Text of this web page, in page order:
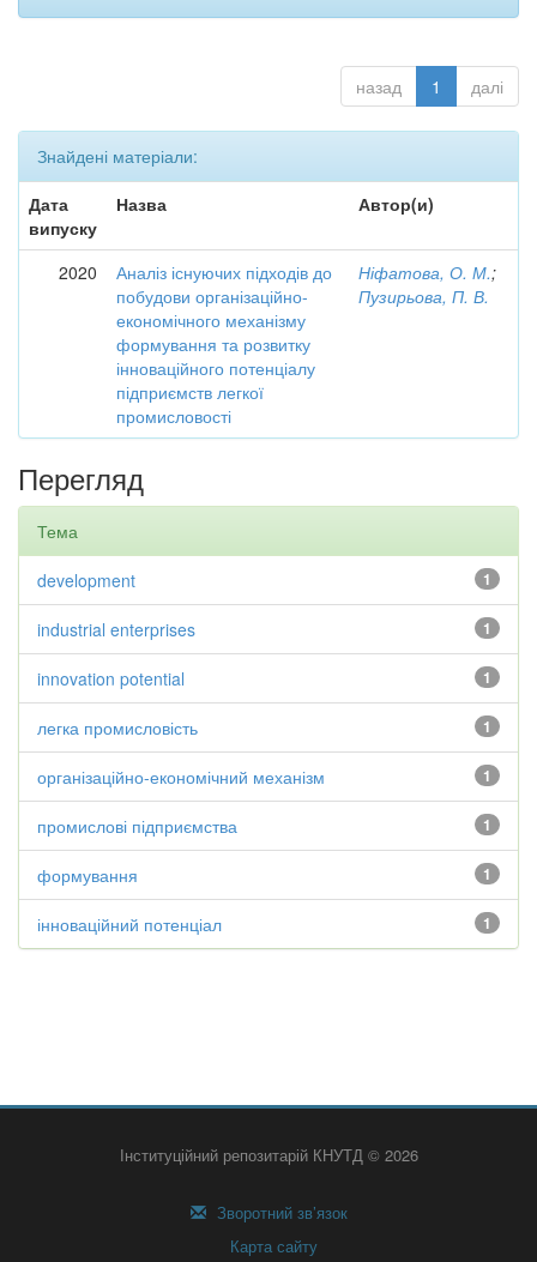
назад 1 далі
Знайдені матеріали:
Дата
випуску
Назва Автор(и)
2020
Аналіз існуючих підходів до
побудови організаційно-
економічного механізму
формування та розвитку
інноваційного потенціалу
підприємств легкої
промисловості
Ніфатова, О. М.;
Пузирьова, П. В.
Перегляд
Тема
1
development
1
industrial enterprises
1
innovation potential
1
легка промисловість
1
організаційно-економічний механізм
1
промислові підприємства
1
формування
1
інноваційний потенціал
Інституційний репозитарій КНУТД © 2026
Зворотний зв’язок
Карта сайту